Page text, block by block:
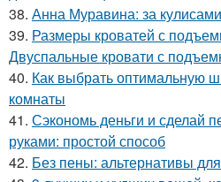
38. Анна Муравина: за
39. Размеры кроватей с
Двуспальные кровати с
40. Как выбрать оптимальную
комнаты
41. Сэкономь деньги и сделай
руками: простой способ
42. Без пены: альтернативы